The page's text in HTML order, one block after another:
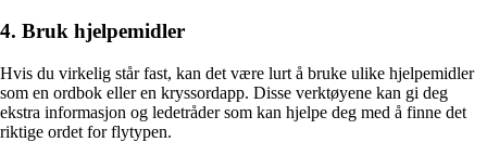
4. Bruk hjelpemidler
Hvis du virkelig står fast, kan det være lurt å bruke ulike hjelpemidler
som en ordbok eller en kryssordapp. Disse verktøyene kan gi deg
ekstra informasjon og ledetråder som kan hjelpe deg med å finne det
riktige ordet for flytypen.